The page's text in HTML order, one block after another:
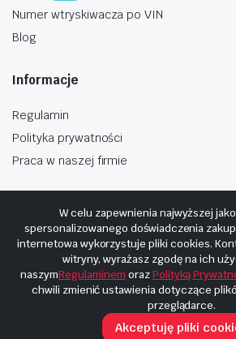
Numer wtryskiwacza po VIN
Blog
Informacje
Regulamin
Polityka prywatności
Praca w naszej firmie
Copyright © 2025 Hosting i budowa
W celu zapewnienia najwyższej
spersonalizowanego doświadczenia
internetowa wykorzystuje pliki cookies.
witryny, wyrażasz zgodę na ich
naszymRegulaminem orazPolityką
chwili zmienić ustawienia dotyczące
przeglądarce.
Akceptuję pliki